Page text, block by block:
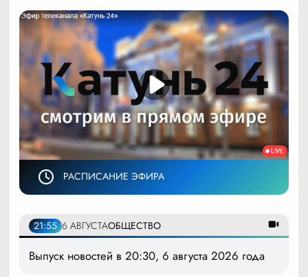
РАСПИСАНИЕ ЭФИРА
21:55 6 АВГУСТАОБЩЕСТВО
Выпуск новостей в 20:30, 6 августа 2026 года